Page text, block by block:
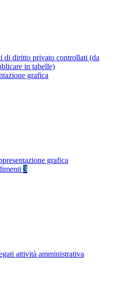
di diritto privato controllati (da
in tabelle)
grafica
grafica
3
attività amministrativa